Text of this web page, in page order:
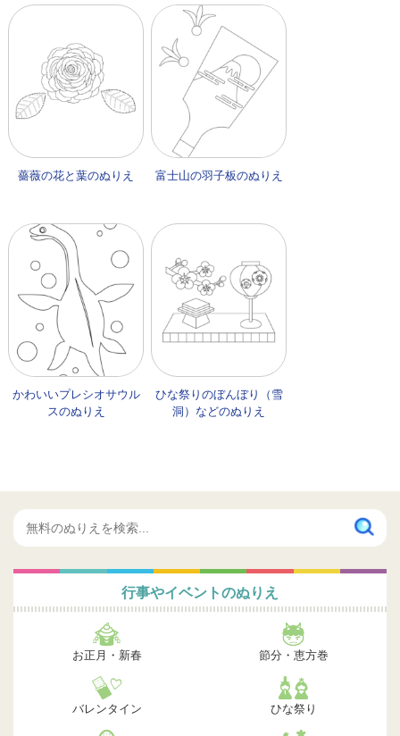
薔薇の花と葉のぬりえ 富士山の羽子板のぬりえ
かわいいプレシオサウル
スのぬりえ
ひな祭りのぼんぼり（雪
洞）などのぬりえ
行事やイベントのぬりえ
お正月・新春 節分・恵方巻
バレンタイン ひな祭り